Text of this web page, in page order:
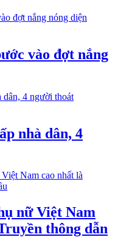
vào đợt nắng
nhà dân, 4
nữ Việt Nam
thông dẫn